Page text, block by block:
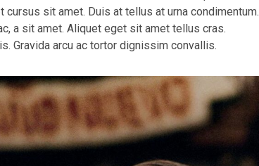
cursus sit amet. Duis at tellus at urna condimentum.
a sit amet. Aliquet eget sit amet tellus cras.
Gravida arcu ac tortor dignissim convallis.